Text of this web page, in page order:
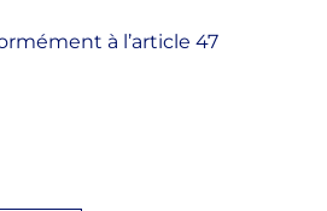
à l’article 47